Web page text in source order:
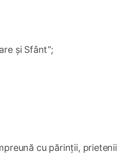
și Sfânt”;
cu părinții, prietenii